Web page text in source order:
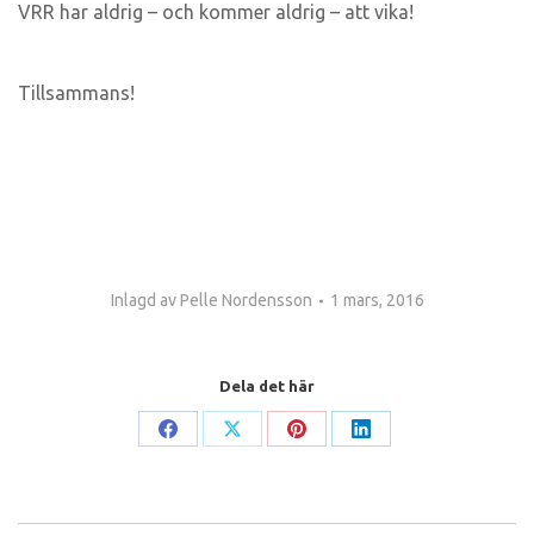
VRR har aldrig – och kommer aldrig – att vika!
Tillsammans!
Inlagd avPelle Nordensson 1 mars, 2016
Dela det här
Share
Share
Share
Share